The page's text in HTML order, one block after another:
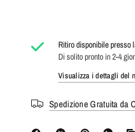
Ritiro disponibile presso
Di solito pronto in 2-4
Visualizza i dettagli del
Spedizione Gratuita da